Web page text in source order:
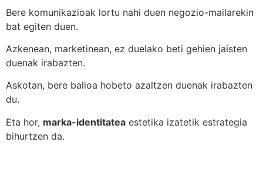
Bere komunikazioak lortu nahi duen negozio-mailarekin
bat egiten duen.
Azkenean, marketinean, ez duelako beti gehien jaisten
duenak irabazten.
Askotan, bere balioa hobeto azaltzen duenak irabazten
du.
Eta hor, marka-identitatea estetika izatetik estrategia
bihurtzen da.